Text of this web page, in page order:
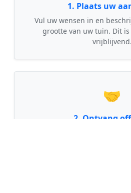
1. Plaats uw
Vul uw wensen in en
grootte van uw tuin. Dit is
vrijblijvend.
🤝
2. Ontvang